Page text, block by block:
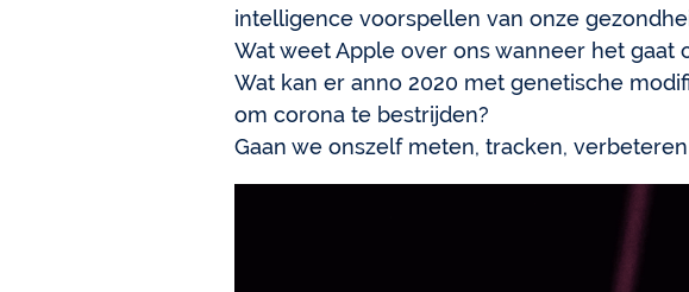
intelligence voorspellen van onze
Wat weet Apple over ons wanneer het gaat
Wat kan er anno 2020 met genetische
om corona te bestrijden?
Gaan we onszelf meten, tracken,